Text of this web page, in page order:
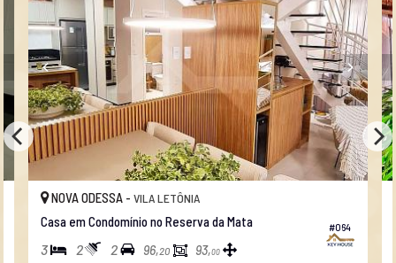
NOVA ODESSA -JARDIM DA ALVORADA
Casa no Jardim Alvorada
3 2 200, 00 97,